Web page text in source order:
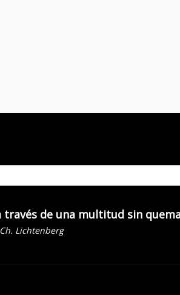
de una multitud sin
Lichtenberg